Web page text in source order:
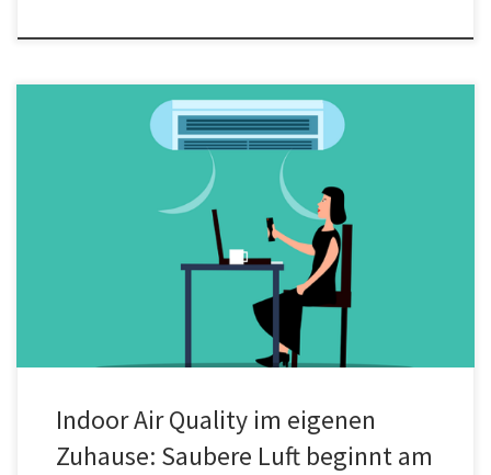
Die meiste Zeit verbringen wir in geschlossenen Räumen – zu
Hause, im Büro oder im Auto. Trotzdem wird die Qualität der
Raumluft oft unterschätzt. Sta6ub, Pollen, Tierhaare und Gerüche
sammeln sich nicht nur sichtbar auf Oberflächen, sondern auch
unsichtbar in der Luft. Gerade im Wohnbereich beeinflusst das
Indoor Air Quality im eigenen
Zuhause: Saubere Luft beginnt am